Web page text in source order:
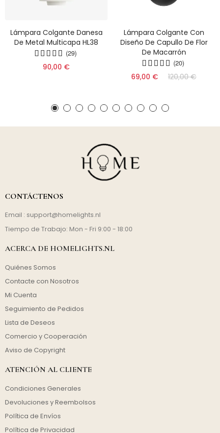
Lámpara Colgante Danesa
De Metal Multicapa HL38
(29)
90,00 €
Lámpara Colgante Con
Diseño De Capullo De Flor
De Macarrón
(20)
69,00 € 120,00 €
CONTÁCTENOS
Email : support@homelights.nl
Tiempo de Trabajo: Mon - Fri 9:00 - 18:00
ACERCA DE HOMELIGHTS.NL
Quiénes Somos
Contacte con Nosotros
Mi Cuenta
Seguimiento de Pedidos
Lista de Deseos
Comercio y Cooperación
Aviso de Copyright
ATENCIÓN AL CLIENTE
Condiciones Generales
Devoluciones y Reembolsos
Política de Envíos
Política de Privacidad